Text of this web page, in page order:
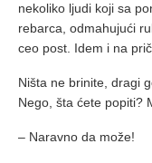
nekoliko ljudi koji sa
rebarca, odmahujući
ceo post. Idem i na
Ništa ne brinite, dragi
Nego, šta ćete popiti?
– Naravno da može!